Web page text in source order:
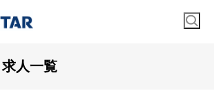
人一覧